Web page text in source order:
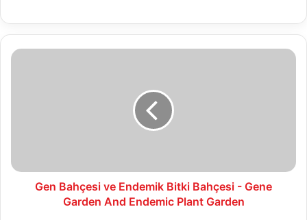
Gen
Garden
Gen Bahçesi ve Endemik Bitki Bahçesi - Gene
Garden And Endemic Plant Garden